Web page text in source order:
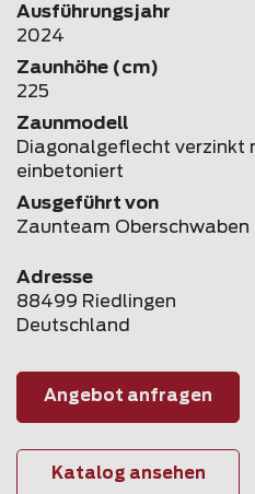
Ausführungsjahr
2024
Zaunhöhe (cm)
225
Zaunmodell
Diagonalgeflecht verzinkt
einbetoniert
Ausgeführt von
Zaunteam Oberschwaben
Adresse
88499 Riedlingen
Deutschland
Angebot anfragen
Katalog ansehen